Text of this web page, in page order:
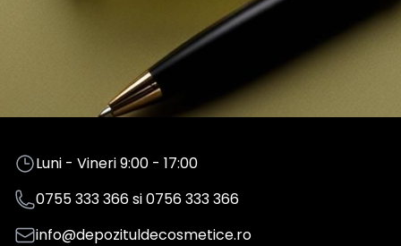
Luni - Vineri 9:00 - 17:00
0755 333 366si0756 333 366
info@depozituldecosmetice.ro